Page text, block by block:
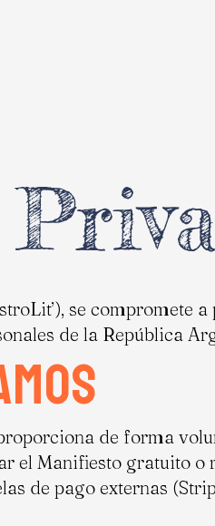
se compromete
de la República
de forma
el Manifiesto gratuito o
de pago externas